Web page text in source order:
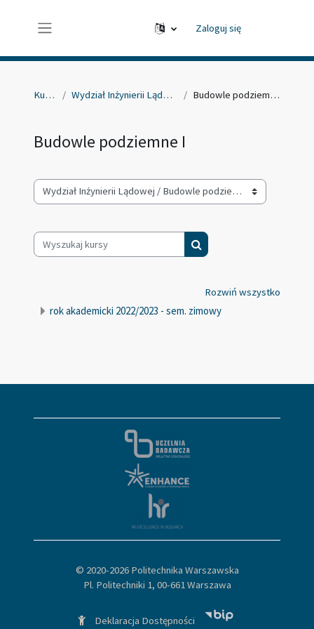
Zaloguj się
Kursy Wydział Inżynierii Lądowej Budowle podziemne I
Budowle podziemne I
Kategorie kursów
Wyszukaj kursy
Wyszukaj kursy
Rozwiń wszystko
rok akademicki 2022/2023 - sem. zimowy
© 2020-2026 Politechnika Warszawska
Pl. Politechniki 1, 00-661 Warszawa
Deklaracja Dostępności